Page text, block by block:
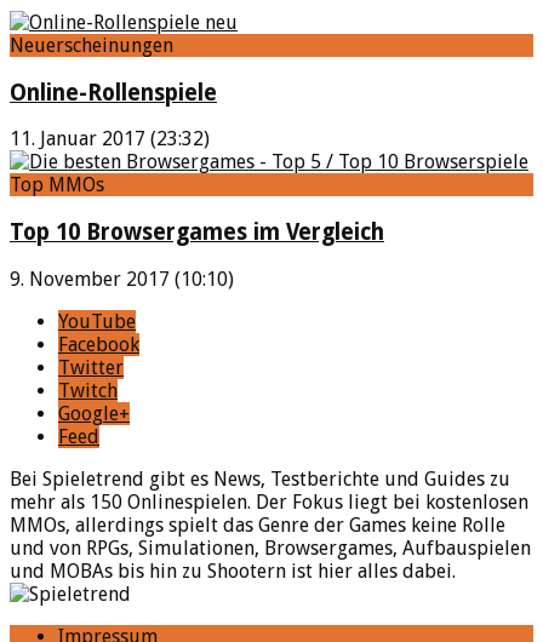
Neuerscheinungen
Online-Rollenspiele
11. Januar 2017 (23:32)
Top MMOs
Top 10 Browsergames im Vergleich
9. November 2017 (10:10)
YouTube
Facebook
Twitter
Twitch
Google+
Feed
Bei Spieletrend gibt es News, Testberichte und Guides zu
mehr als 150 Onlinespielen. Der Fokus liegt bei kostenlosen
MMOs, allerdings spielt das Genre der Games keine Rolle
und von RPGs, Simulationen, Browsergames, Aufbauspielen
und MOBAs bis hin zu Shootern ist hier alles dabei.
Impressum